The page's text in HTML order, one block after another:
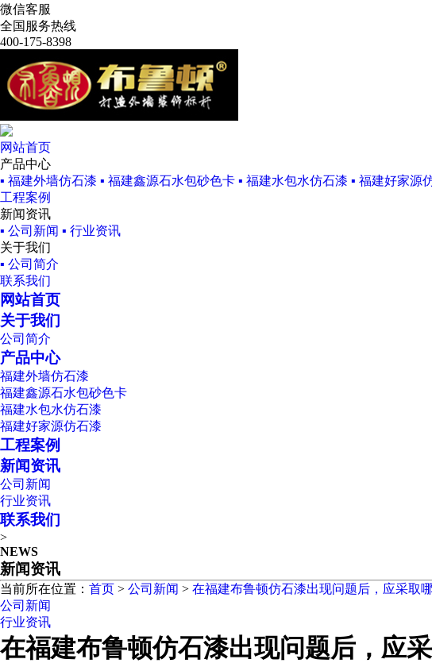
微信客服
全国服务热线
400-175-8398
网站首页
产品中心
▪ 福建外墙仿石漆 ▪ 福建鑫源石水包砂色卡 ▪ 福建水包水仿石漆 ▪ 福建好家源
工程案例
新闻资讯
▪ 公司新闻 ▪ 行业资讯
关于我们
▪ 公司简介
联系我们
网站首页
关于我们
公司简介
产品中心
福建外墙仿石漆
福建鑫源石水包砂色卡
福建水包水仿石漆
福建好家源仿石漆
工程案例
新闻资讯
公司新闻
行业资讯
联系我们
>
NEWS
新闻资讯
当前所在位置： 首页 > 公司新闻 > 在福建布鲁顿仿石漆出现问题后，应采取
公司新闻
行业资讯
在福建布鲁顿仿石漆出现问题后，应